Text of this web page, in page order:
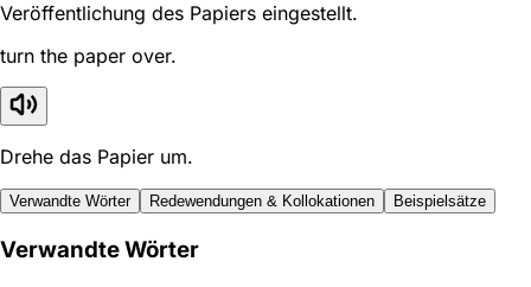
Veröffentlichung des Papiers eingestellt.
turn the paper over.
Drehe das Papier um.
Verwandte Wörter Redewendungen & Kollokationen Beispielsätze
Verwandte Wörter